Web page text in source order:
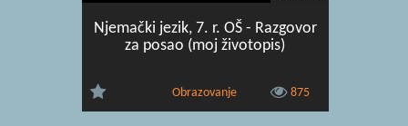
Njemački jezik, 7. r. OŠ - Razgovor
za posao (moj životopis)
Obrazovanje 875